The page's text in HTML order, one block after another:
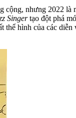
nhưng 2022 là
Singertạo đột phá
thể hình của các